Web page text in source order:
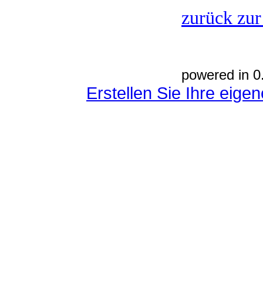
zurück
powered in
Erstellen Sie Ihre